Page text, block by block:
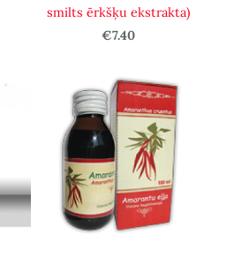
smilts ērkšķu ekstrakta)
€7.40